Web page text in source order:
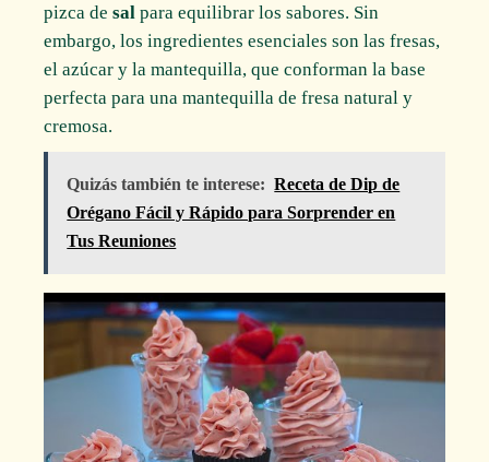
pizca desal para equilibrar los sabores. Sin
embargo, los ingredientes esenciales son las fresas,
el azúcar y la mantequilla, que conforman la base
perfecta para una mantequilla de fresa natural y
cremosa.
Quizás también te interese: Receta de Dip de
Orégano Fácil y Rápido para Sorprender en
Tus Reuniones